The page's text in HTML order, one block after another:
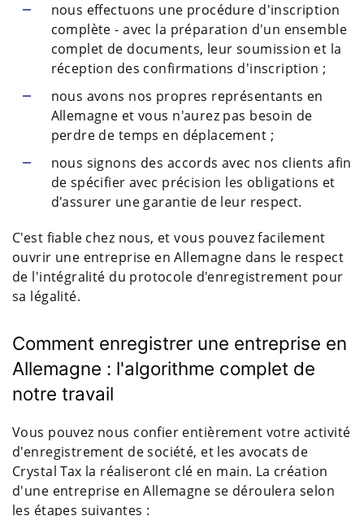
nous effectuons une procédure d'inscription
complète - avec la préparation d'un ensemble
complet de documents, leur soumission et la
réception des confirmations d'inscription ;
nous avons nos propres représentants en
Allemagne et vous n'aurez pas besoin de
perdre de temps en déplacement ;
nous signons des accords avec nos clients afin
de spécifier avec précision les obligations et
d'assurer une garantie de leur respect.
C'est fiable chez nous, et vous pouvez facilement
ouvrir une entreprise en Allemagne dans le respect
de l'intégralité du protocole d'enregistrement pour
sa légalité.
Comment enregistrer une entreprise en
Allemagne : l'algorithme complet de
notre travail
Vous pouvez nous confier entièrement votre activité
d'enregistrement de société, et les avocats de
Crystal Tax la réaliseront clé en main. La création
d'une entreprise en Allemagne se déroulera selon
les étapes suivantes :